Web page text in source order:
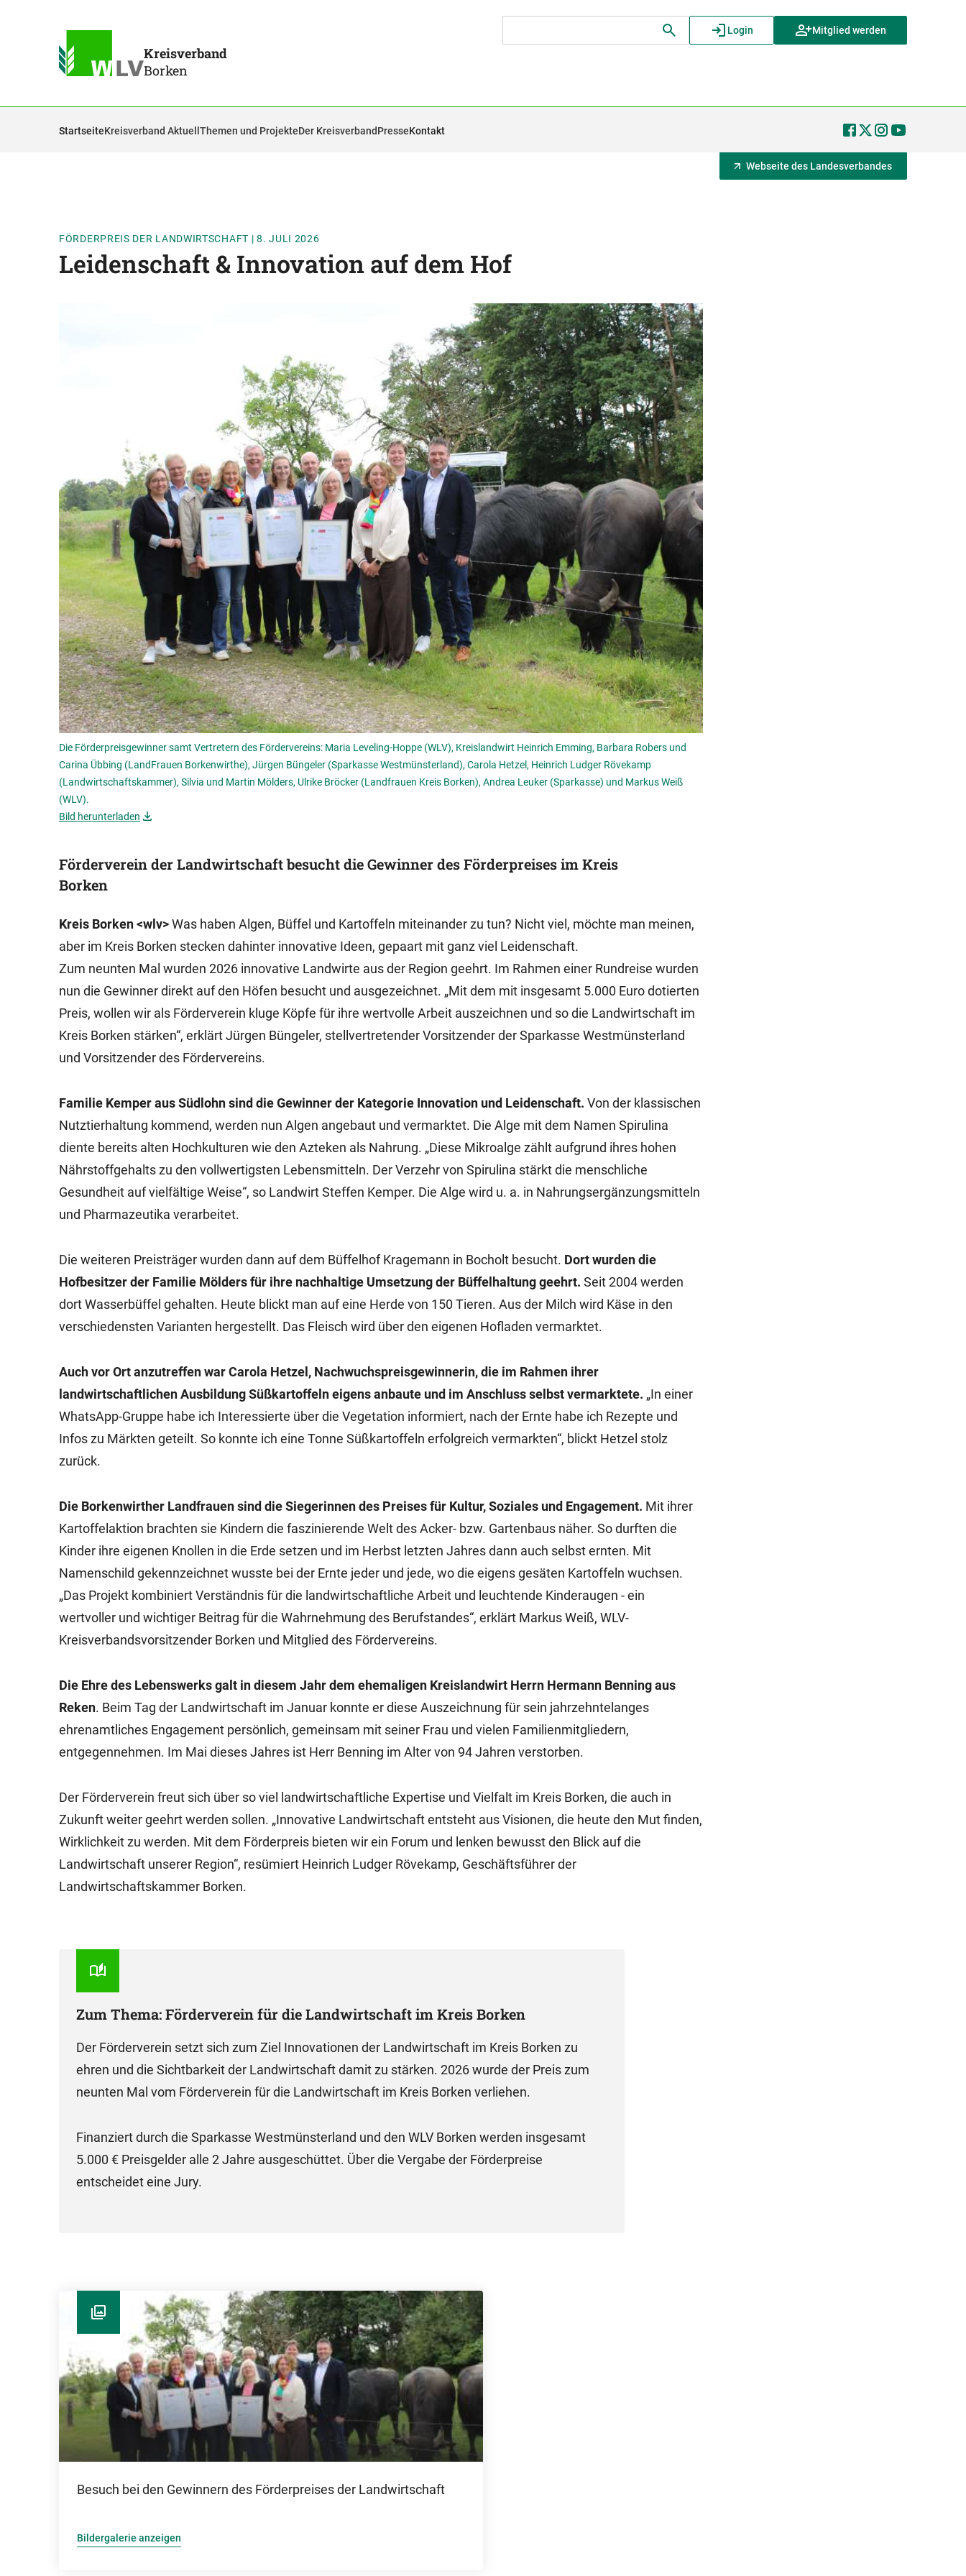
Kreisverband
Borken
Login Mitglied werden
StartseiteKreisverband Aktuell Themen und ProjekteDer KreisverbandPresseKontakt
Webseite des Landesverbandes
FÖRDERPREIS DER LANDWIRTSCHAFT |8. JULI 2026
Leidenschaft & Innovation auf dem Hof
Die Förderpreisgewinner samt Vertretern des Fördervereins: Maria Leveling-Hoppe (WLV), Kreislandwirt Heinrich Emming, Barbara Robers und
Carina Übbing (LandFrauen Borkenwirthe), Jürgen Büngeler (Sparkasse Westmünsterland), Carola Hetzel, Heinrich Ludger Rövekamp
(Landwirtschaftskammer), Silvia und Martin Mölders, Ulrike Bröcker (Landfrauen Kreis Borken), Andrea Leuker (Sparkasse) und Markus Weiß
(WLV).
Bild herunterladen
Förderverein der Landwirtschaft besucht die Gewinner des Förderpreises im Kreis
Borken
Kreis Borken <wlv>Was haben Algen, Büffel und Kartoffeln miteinander zu tun? Nicht viel, möchte man meinen,
aber im Kreis Borken stecken dahinter innovative Ideen, gepaart mit ganz viel Leidenschaft.
Zum neunten Mal wurden 2026 innovative Landwirte aus der Region geehrt. Im Rahmen einer Rundreise wurden
nun die Gewinner direkt auf den Höfen besucht und ausgezeichnet. „Mit dem mit insgesamt 5.000 Euro dotierten
Preis, wollen wir als Förderverein kluge Köpfe für ihre wertvolle Arbeit auszeichnen und so die Landwirtschaft im
Kreis Borken stärken“, erklärt Jürgen Büngeler, stellvertretender Vorsitzender der Sparkasse Westmünsterland
und Vorsitzender des Fördervereins.
Familie Kemper aus Südlohn sind die Gewinner der Kategorie Innovation und Leidenschaft. Von der klassischen
Nutztierhaltung kommend, werden nun Algen angebaut und vermarktet. Die Alge mit dem Namen Spirulina
diente bereits alten Hochkulturen wie den Azteken als Nahrung. „Diese Mikroalge zählt aufgrund ihres hohen
Nährstoffgehalts zu den vollwertigsten Lebensmitteln. Der Verzehr von Spirulina stärkt die menschliche
Gesundheit auf vielfältige Weise“, so Landwirt Steffen Kemper. Die Alge wird u. a. in Nahrungsergänzungsmitteln
und Pharmazeutika verarbeitet.
Die weiteren Preisträger wurden dann auf dem Büffelhof Kragemann in Bocholt besucht. Dort wurden die
Hofbesitzer der Familie Mölders für ihre nachhaltige Umsetzung der Büffelhaltung geehrt. Seit 2004 werden
dort Wasserbüffel gehalten. Heute blickt man auf eine Herde von 150 Tieren. Aus der Milch wird Käse in den
verschiedensten Varianten hergestellt. Das Fleisch wird über den eigenen Hofladen vermarktet.
Auch vor Ort anzutreffen war Carola Hetzel, Nachwuchspreisgewinnerin, die im Rahmen ihrer
landwirtschaftlichen Ausbildung Süßkartoffeln eigens anbaute und im Anschluss selbst vermarktete. „In einer
WhatsApp-Gruppe habe ich Interessierte über die Vegetation informiert, nach der Ernte habe ich Rezepte und
Infos zu Märkten geteilt. So konnte ich eine Tonne Süßkartoffeln erfolgreich vermarkten“, blickt Hetzel stolz
zurück.
Die Borkenwirther Landfrauen sind die Siegerinnen des Preises für Kultur, Soziales und Engagement. Mit ihrer
Kartoffelaktion brachten sie Kindern die faszinierende Welt des Acker- bzw. Gartenbaus näher. So durften die
Kinder ihre eigenen Knollen in die Erde setzen und im Herbst letzten Jahres dann auch selbst ernten. Mit
Namenschild gekennzeichnet wusste bei der Ernte jeder und jede, wo die eigens gesäten Kartoffeln wuchsen.
„Das Projekt kombiniert Verständnis für die landwirtschaftliche Arbeit und leuchtende Kinderaugen - ein
wertvoller und wichtiger Beitrag für die Wahrnehmung des Berufstandes“, erklärt Markus Weiß, WLV-
Kreisverbandsvorsitzender Borken und Mitglied des Fördervereins.
Die Ehre des Lebenswerks galt in diesem Jahr dem ehemaligen Kreislandwirt Herrn Hermann Benning aus
Reken. Beim Tag der Landwirtschaft im Januar konnte er diese Auszeichnung für sein jahrzehntelanges
ehrenamtliches Engagement persönlich, gemeinsam mit seiner Frau und vielen Familienmitgliedern,
entgegennehmen. Im Mai dieses Jahres ist Herr Benning im Alter von 94 Jahren verstorben.
Der Förderverein freut sich über so viel landwirtschaftliche Expertise und Vielfalt im Kreis Borken, die auch in
Zukunft weiter geehrt werden sollen. „Innovative Landwirtschaft entsteht aus Visionen, die heute den Mut finden,
Wirklichkeit zu werden. Mit dem Förderpreis bieten wir ein Forum und lenken bewusst den Blick auf die
Landwirtschaft unserer Region“, resümiert Heinrich Ludger Rövekamp, Geschäftsführer der
Landwirtschaftskammer Borken.
Zum Thema: Förderverein für die Landwirtschaft im Kreis Borken
Der Förderverein setzt sich zum Ziel Innovationen der Landwirtschaft im Kreis Borken zu
ehren und die Sichtbarkeit der Landwirtschaft damit zu stärken. 2026 wurde der Preis zum
neunten Mal vom Förderverein für die Landwirtschaft im Kreis Borken verliehen.
Finanziert durch die Sparkasse Westmünsterland und den WLV Borken werden insgesamt
5.000 € Preisgelder alle 2 Jahre ausgeschüttet. Über die Vergabe der Förderpreise
entscheidet eine Jury.
Besuch bei den Gewinnern des Förderpreises der Landwirtschaft
Bildergalerie anzeigen